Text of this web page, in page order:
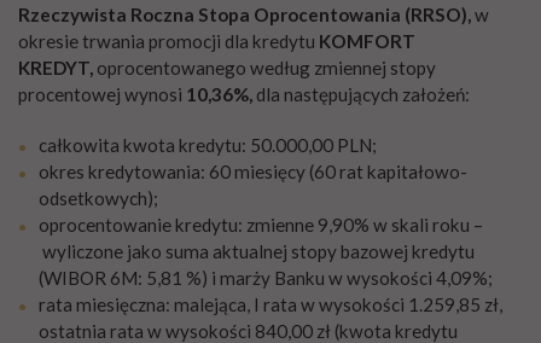
Rzeczywista Roczna Stopa Oprocentowania (RRSO),w
okresie trwania promocji dla kredytu KOMFORT
KREDYT, oprocentowanego według zmiennej stopy
procentowej wynosi 10,36%, dla następujących założeń:
całkowita kwota kredytu: 50.000,00 PLN;
okres kredytowania: 60 miesięcy (60 rat kapitałowo-
odsetkowych);
oprocentowanie kredytu: zmienne 9,90% w skali roku –
wyliczone jako suma aktualnej stopy bazowej kredytu
(WIBOR 6M: 5,81 %) i marży Banku w wysokości 4,09%;
rata miesięczna: malejąca, I rata w wysokości 1.259,85 zł,
ostatnia rata w wysokości 840,00 zł (kwota kredytu